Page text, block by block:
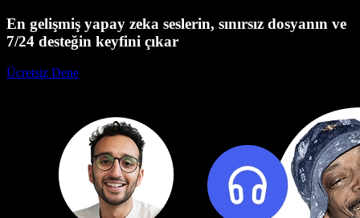
En gelişmiş yapay zeka seslerin, sınırsız dosyanın ve
7/24 desteğin keyfini çıkar
Ücretsiz Dene